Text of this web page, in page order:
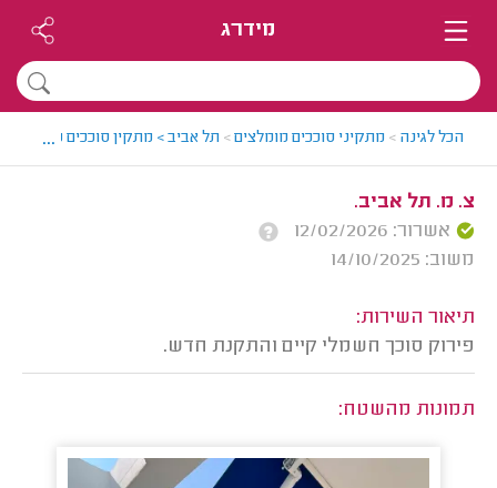
מידרג
הכל לגינה > מתקיני סוככים מומלצים> תל אביב > מתקין סוככים מומלץ -
...
צ. מ. תל אביב.
אשרור: 12/02/2026
משוב: 14/10/2025
תיאור השירות:
פירוק סוכך חשמלי קיים והתקנת חדש.
תמונות מהשטח: